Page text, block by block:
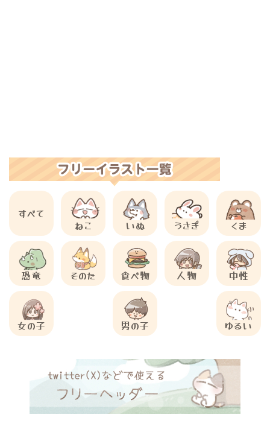
すべて
ねこ
いぬ うさぎ くま
恐竜 そのた 食べ物 人物 中性
女の子 男の子 ゆるい